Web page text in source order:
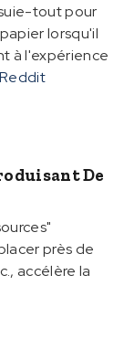
tout pour
lorsqu'il
à l'expérience
Reddit
De
près de
accélère la